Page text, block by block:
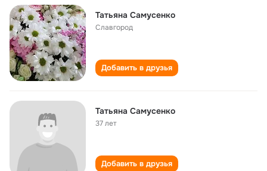
Татьяна Самусенко
Славгород
Добавить в друзья
Татьяна Самусенко
37 лет
Добавить в друзья